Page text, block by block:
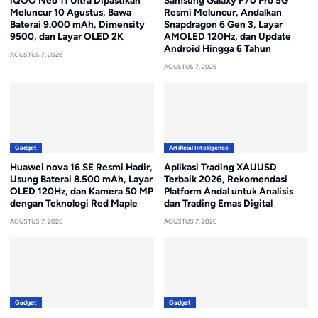
Meluncur 10 Agustus, Bawa
Baterai 9.000 mAh, Dimensity
9500, dan Layar OLED 2K
AGUSTUS 7, 2026
Resmi Meluncur, Andalkan
Snapdragon 6 Gen 3, Layar
AMOLED 120Hz, dan Update
Android Hingga 6 Tahun
AGUSTUS 7, 2026
Gadget
Huawei nova 16 SE Resmi Hadir,
Usung Baterai 8.500 mAh, Layar
OLED 120Hz, dan Kamera 50 MP
dengan Teknologi Red Maple
AGUSTUS 7, 2026
Artificial Intelligence
Aplikasi Trading XAUUSD
Terbaik 2026, Rekomendasi
Platform Andal untuk Analisis
dan Trading Emas Digital
AGUSTUS 7, 2026
Gadget Gadget